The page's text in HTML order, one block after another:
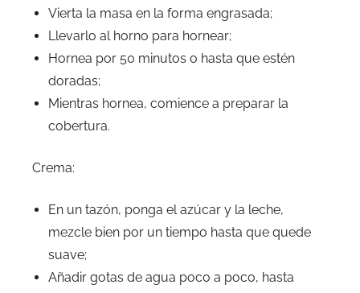
Vierta la masa en la forma engrasada;
Llevarlo al horno para hornear;
Hornea por 50 minutos o hasta que estén
doradas;
Mientras hornea, comience a preparar la
cobertura.
Crema:
En un tazón, ponga el azúcar y la leche,
mezcle bien por un tiempo hasta que quede
suave;
Añadir gotas de agua poco a poco, hasta